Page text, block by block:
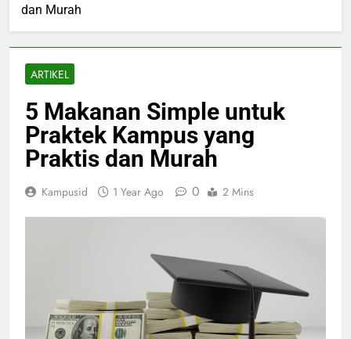
dan Murah
ARTIKEL
5 Makanan Simple untuk
Praktek Kampus yang
Praktis dan Murah
Kampusid 1 Year Ago 0 2 Mins